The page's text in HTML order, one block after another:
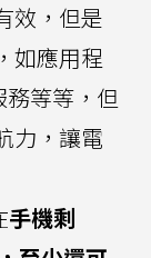
效，但是
如應用程
務等等，但
力，讓電
手機剩